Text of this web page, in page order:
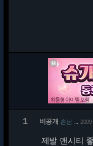
1 비공개 손님
제발 맨시티